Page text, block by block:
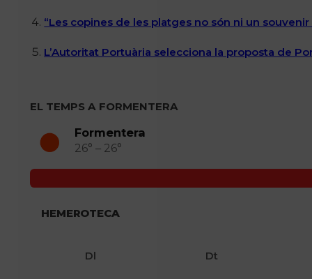
“Les copines de les platges no són ni un
L’Autoritat Portuària selecciona la proposta de
EL TEMPS A FORMENTERA
Formentera
26° – 26°
HEMEROTECA
Dl Dt